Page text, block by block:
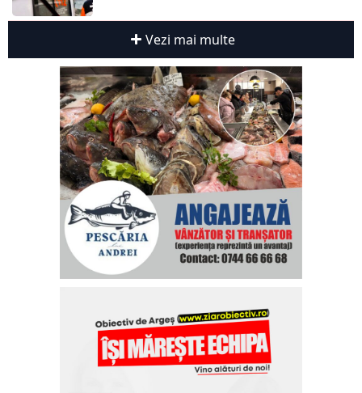
Vezi mai multe